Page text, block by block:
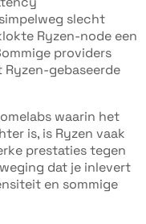
slecht
Ryzen-node een
providers
gebaseerde
waarin het
is, is Ryzen vaak
prestaties tegen
dat je inlevert
en sommige